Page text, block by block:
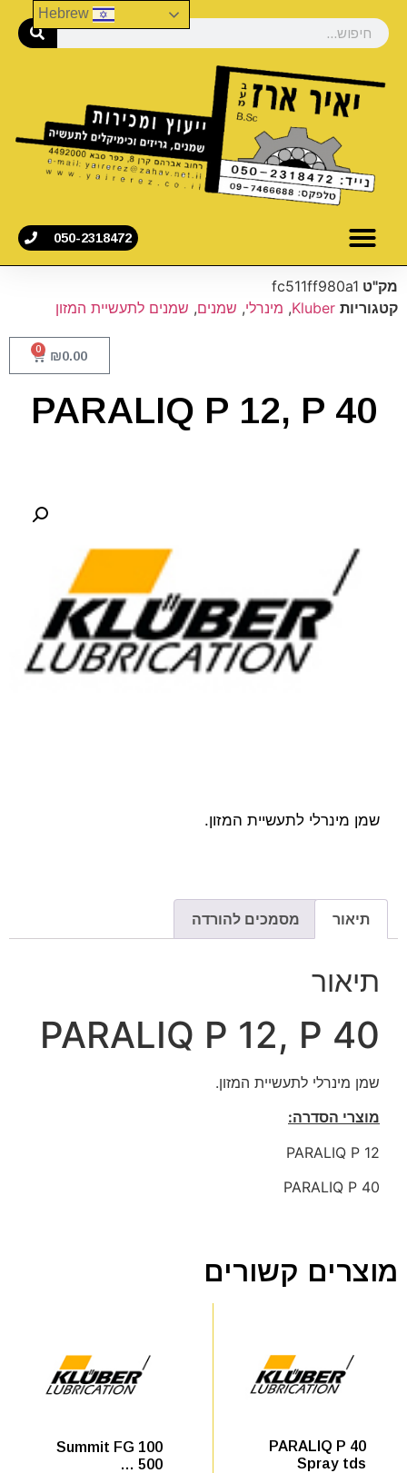
050-2318472
מק"ט fc511ff980a1
קטגוריות Kluber
, מינרלי, שמנים, שמנים לתעשיית המזון
₪0.00
0
PARALIQ P 12, P 40
שמן מינרלי לתעשיית המזון.
תיאור מסמכים להורדה
תיאור
PARALIQ P 12, P 40
שמן מינרלי לתעשיית המזון.
מוצרי הסדרה:
PARALIQ P 12
PARALIQ P 40
מוצרים קשורים
PARALIQ P 40
Spray tds
Summit FG 100
… 500
Hebrew